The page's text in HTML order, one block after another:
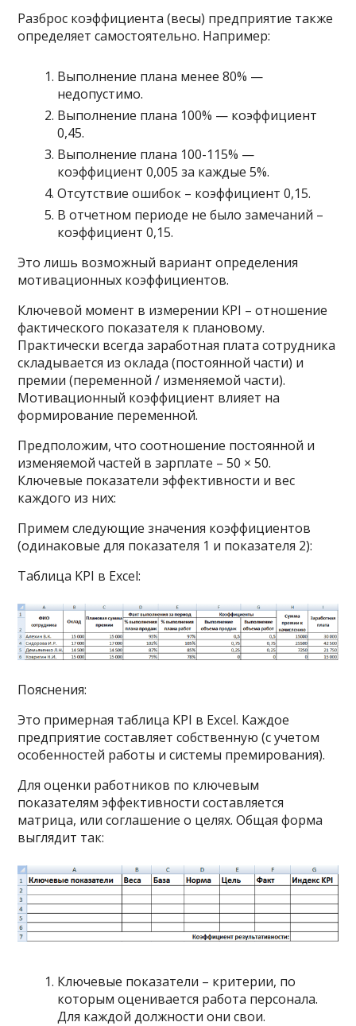
Разброс коэффициента (весы) предприятие также
определяет самостоятельно. Например:
Выполнение плана менее 80% —
недопустимо.
Выполнение плана 100% — коэффициент
0,45.
Выполнение плана 100-115% —
коэффициент 0,005 за каждые 5%.
Отсутствие ошибок – коэффициент 0,15.
В отчетном периоде не было замечаний –
коэффициент 0,15.
Это лишь возможный вариант определения
мотивационных коэффициентов.
Ключевой момент в измерении KPI – отношение
фактического показателя к плановому.
Практически всегда заработная плата сотрудника
складывается из оклада (постоянной части) и
премии (переменной / изменяемой части).
Мотивационный коэффициент влияет на
формирование переменной.
Предположим, что соотношение постоянной и
изменяемой частей в зарплате – 50 × 50.
Ключевые показатели эффективности и вес
каждого из них:
Примем следующие значения коэффициентов
(одинаковые для показателя 1 и показателя 2):
Таблица KPI в Excel:
Пояснения:
Это примерная таблица KPI в Excel. Каждое
предприятие составляет собственную (с учетом
особенностей работы и системы премирования).
Для оценки работников по ключевым
показателям эффективности составляется
матрица, или соглашение о целях. Общая форма
выглядит так:
Ключевые показатели – критерии, по
которым оценивается работа персонала.
Для каждой должности они свои.